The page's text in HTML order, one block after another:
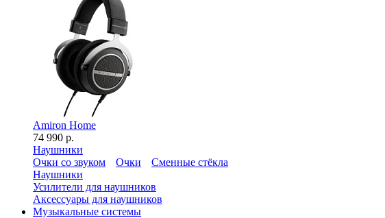
Amiron Home
74 990 р.
Наушники
Очки со звуком
Очки
Сменные стёкла
Наушники
Усилители для наушников
Аксессуары для наушников
Музыкальные системы